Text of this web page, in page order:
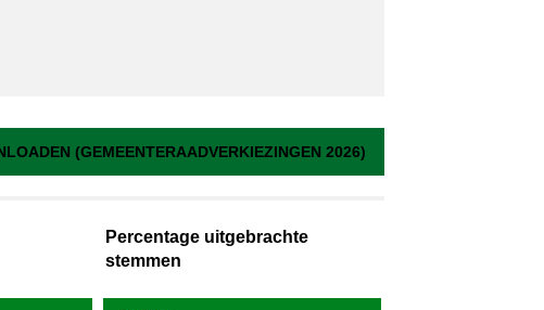
(GEMEENTERAADVERKIEZINGEN 2026)
Percentage uitgebrachte
stemmen